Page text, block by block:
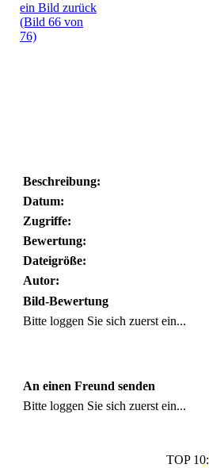
ein Bild zurück
(Bild 66 von
76)
Beschreibung:
Datum:
Zugriffe:
Bewertung:
Dateigröße:
Autor:
Bild-Bewertung
Bitte loggen Sie sich zuerst ein...
An einen Freund senden
Bitte loggen Sie sich zuerst ein...
TOP 10: